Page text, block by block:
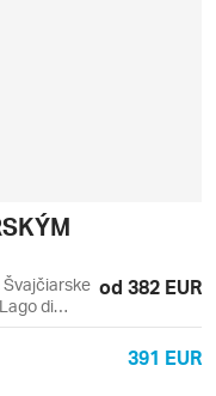
di
od 382 EUR
391 EUR